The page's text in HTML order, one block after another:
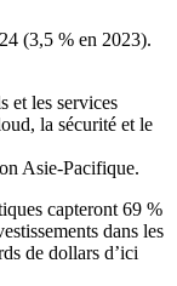
(3,5 % en 2023).
et les services
la sécurité et le
Asie-Pacifique.
capteront 69 %
dans les
de dollars d’ici